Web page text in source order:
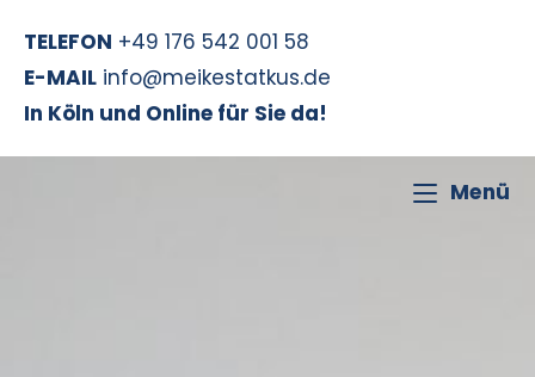
TELEFON +49 176 542 001 58
E-MAIL info@meikestatkus.de
In Köln und Online für Sie da!
Menü